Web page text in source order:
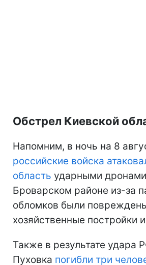
Обстрел Киевской
Напомним, в ночь на 8
российские войска
область ударными
Броварском районе из-за
обломков были
хозяйственные постройки
Также в результате удара
Пуховка погибли три